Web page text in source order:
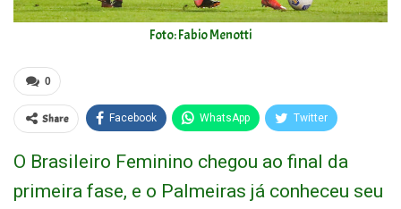
Foto: Fabio Menotti
0
Share Facebook WhatsApp Twitter
O Brasileiro Feminino chegou ao final da
primeira fase, e o Palmeiras já conheceu seu